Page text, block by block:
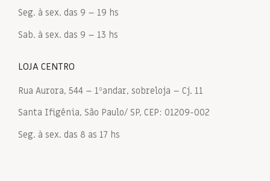
Seg. à sex. das 9 – 19 hs
Sab. à sex. das 9 – 13 hs
LOJA CENTRO
Rua Aurora, 544 – 1ºandar, sobreloja – Cj. 11
Santa Ifigênia, São Paulo/ SP, CEP: 01209-002
Seg. à sex. das 8 as 17 hs